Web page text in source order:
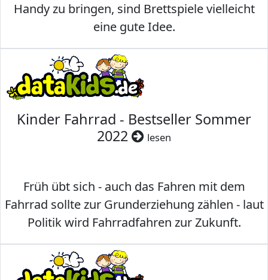
Handy zu bringen, sind Brettspiele vielleicht
eine gute Idee.
Kinder Fahrrad - Bestseller Sommer
2022
lesen
Früh übt sich - auch das Fahren mit dem
Fahrrad sollte zur Grunderziehung zählen - laut
Politik wird Fahrradfahren zur Zukunft.